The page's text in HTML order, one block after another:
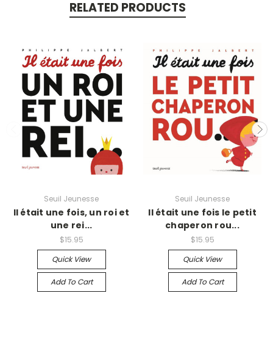
RELATED PRODUCTS
Seuil Jeunesse
Il était une fois, un roi et
une rei...
$15.95
Quick View
Add To Cart
Seuil Jeunesse
Il était une fois le petit
chaperon rou...
$15.95
Quick View
Add To Cart